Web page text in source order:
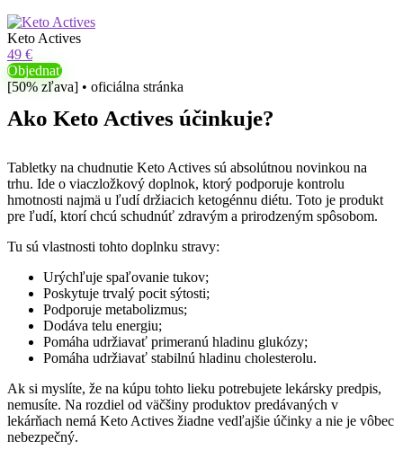
Keto Actives
49 €
Objednať
[50% zľava] • oficiálna stránka
Ako Keto Actives účinkuje?
Tabletky na chudnutie Keto Actives sú absolútnou novinkou na
trhu. Ide o viaczložkový doplnok, ktorý podporuje kontrolu
hmotnosti najmä u ľudí držiacich ketogénnu diétu. Toto je produkt
pre ľudí, ktorí chcú schudnúť zdravým a prirodzeným spôsobom.
Tu sú vlastnosti tohto doplnku stravy:
Urýchľuje spaľovanie tukov;
Poskytuje trvalý pocit sýtosti;
Podporuje metabolizmus;
Dodáva telu energiu;
Pomáha udržiavať primeranú hladinu glukózy;
Pomáha udržiavať stabilnú hladinu cholesterolu.
Ak si myslíte, že na kúpu tohto lieku potrebujete lekársky predpis,
nemusíte. Na rozdiel od väčšiny produktov predávaných v
lekárňach nemá Keto Actives žiadne vedľajšie účinky a nie je vôbec
nebezpečný.